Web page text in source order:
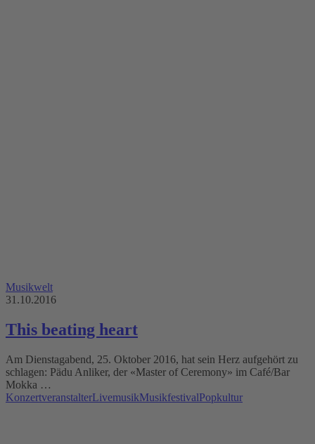
Musikwelt
31.10.2016
This beating heart
Am Dienstagabend, 25. Oktober 2016, hat sein Herz aufgehört zu
schlagen: Pädu Anliker, der «Master of Ceremony» im Café/Bar
Mokka …
KonzertveranstalterLivemusikMusikfestivalPopkultur